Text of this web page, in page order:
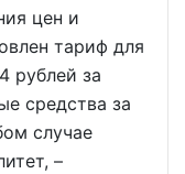
цен и
тариф для
рублей за
средства за
случае
–